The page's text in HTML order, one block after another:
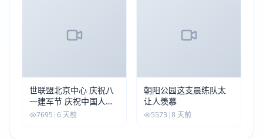
世联盟北京中心 庆祝八
一建军节 庆祝中国人民
解放军建军99周年
7695 |6 天前
朝阳公园这支晨练队太
让人羡慕
5573 |8 天前